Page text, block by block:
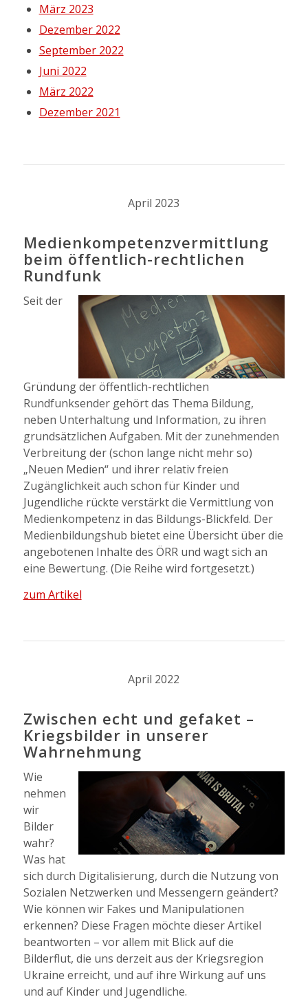
März 2023
Dezember 2022
September 2022
Juni 2022
März 2022
Dezember 2021
April 2023
Medienkompetenzvermittlung
beim öffentlich-rechtlichen
Rundfunk
Seit der
Gründung der öffentlich-rechtlichen
Rundfunksender gehört das Thema Bildung,
neben Unterhaltung und Information, zu ihren
grundsätzlichen Aufgaben. Mit der zunehmenden
Verbreitung der (schon lange nicht mehr so)
„Neuen Medien“ und ihrer relativ freien
Zugänglichkeit auch schon für Kinder und
Jugendliche rückte verstärkt die Vermittlung von
Medienkompetenz in das Bildungs-Blickfeld. Der
Medienbildungshub bietet eine Übersicht über die
angebotenen Inhalte des ÖRR und wagt sich an
eine Bewertung. (Die Reihe wird fortgesetzt.)
zum Artikel
April 2022
Zwischen echt und gefaket –
Kriegsbilder in unserer
Wahrnehmung
Wie
nehmen
wir
Bilder
wahr?
Was hat
sich durch Digitalisierung, durch die Nutzung von
Sozialen Netzwerken und Messengern geändert?
Wie können wir Fakes und Manipulationen
erkennen? Diese Fragen möchte dieser Artikel
beantworten – vor allem mit Blick auf die
Bilderflut, die uns derzeit aus der Kriegsregion
Ukraine erreicht, und auf ihre Wirkung auf uns
und auf Kinder und Jugendliche.